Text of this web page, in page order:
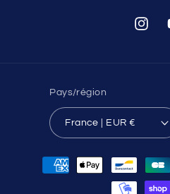
Pays/région
France | EUR €
Moyens